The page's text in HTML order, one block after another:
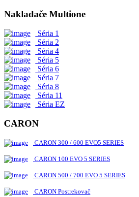
Nakladače Multione
Séria 1
Séria 2
Séria 4
Séria 5
Séria 6
Séria 7
Séria 8
Séria 11
Séria EZ
CARON
CARON 300 / 600 EVO5 SERIES
CARON 100 EVO 5 SERIES
CARON 500 / 700 EVO 5 SERIES
CARON Postrekovač